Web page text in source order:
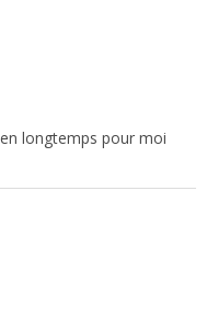
longtemps pour moi